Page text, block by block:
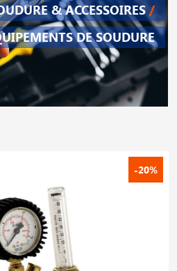
& ACCESSOIRES /
DE SOUDURE
-20%